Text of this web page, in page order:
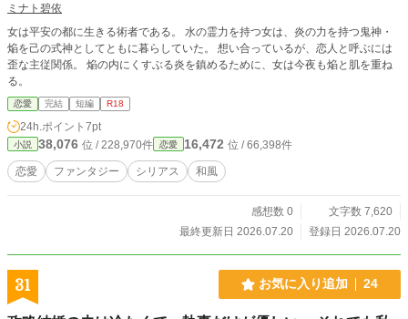
ミナト碧依
女は平安の都に生きる術者である。 水の霊力を持つ女は、炎の力を持つ鬼神・
焔を己の式神としてともに暮らしていた。 想い合っているが、恋人と呼ぶには
歪な主従関係。 焔の内にくすぶる炎を鎮めるために、女は今夜も焔と肌を重ね
る。
恋愛 完結 短編 R18
24h.ポイント 7pt
小説 38,076 位 / 228,970件 恋愛 16,472 位 / 66,398件
恋愛 ファンタジー シリアス 和風
感想数 0
文字数 7,620
最終更新日 2026.07.20
登録日 2026.07.20
31 お気に入り追加 24